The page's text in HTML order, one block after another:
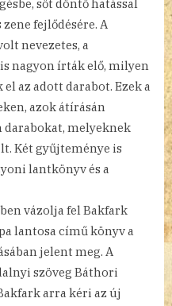
sőt döntő hatással
fejlődésére. A
nevezetes, a
nagyon írták elő, milyen
az adott darabot. Ezek a
azok átírásán
melyeknek
Két gyűjteménye is
lantkönyv és a
vázolja fel Bakfark
lantosa című könyv a
jelent meg. A
szöveg Báthori
arra kéri az új